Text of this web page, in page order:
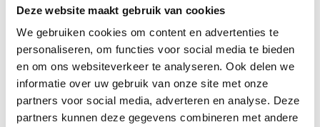
Deze website maakt gebruik van cookies
We gebruiken cookies om content en advertenties te
personaliseren, om functies voor social media te bieden
en om ons websiteverkeer te analyseren. Ook delen we
informatie over uw gebruik van onze site met onze
partners voor social media, adverteren en analyse. Deze
partners kunnen deze gegevens combineren met andere
INSPIRATIE
RECEPTEN EN TIPS
VAN ONZE GRILL MASTERS